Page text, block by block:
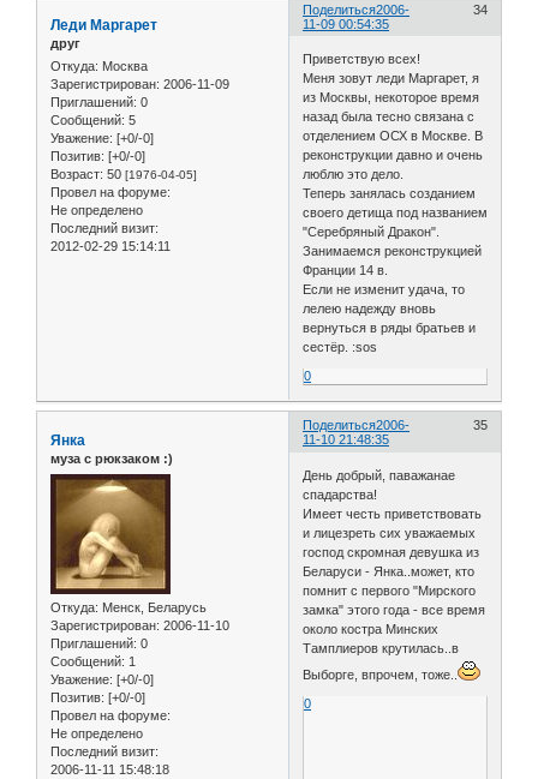
Поделиться 34
2006-
11-09 00:54:35
Леди Маргарет
друг
Откуда: Москва
Зарегистрирован: 2006-11-09
Приглашений: 0
Сообщений: 5
Уважение: [+0/-0]
Позитив: [+0/-0]
Возраст: 50 [1976-04-05]
Провел на форуме:
Не определено
Последний визит:
2012-02-29 15:14:11
Приветствую всех!
Меня зовут леди Маргарет, я
из Москвы, некоторое время
назад была тесно связана с
отделением ОСХ в Москве. В
реконструкции давно и очень
люблю это дело.
Теперь занялась созданием
своего детища под названием
"Серебряный Дракон".
Занимаемся реконструкцией
Франции 14 в.
Если не изменит удача, то
лелею надежду вновь
вернуться в ряды братьев и
сестёр. :sos
0
Поделиться 35
2006-
11-10 21:48:35
Янка
муза с рюкзаком :)
Откуда: Менск, Беларусь
Зарегистрирован: 2006-11-10
Приглашений: 0
Сообщений: 1
Уважение: [+0/-0]
Позитив: [+0/-0]
Провел на форуме:
Не определено
Последний визит:
2006-11-11 15:48:18
День добрый, паважанае
спадарства!
Имеет честь приветствовать
и лицезреть сих уважаемых
господ скромная девушка из
Беларуси - Янка..может, кто
помнит с первого "Мирского
замка" этого года - все время
около костра Минских
Тамплиеров крутилась..в
Выборге, впрочем, тоже..
0